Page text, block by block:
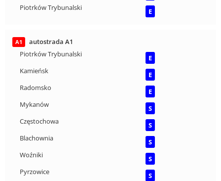
Piotrków Trybunalski
E
A1
autostrada A1
Piotrków Trybunalski
E
Kamieńsk
E
Radomsko
E
Mykanów
S
Częstochowa
S
Blachownia
S
Woźniki
S
Pyrzowice
S